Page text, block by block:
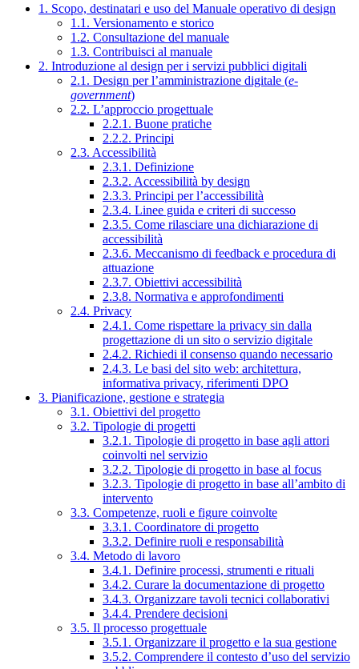
1. Scopo, destinatari e uso del Manuale operativo di design
1.1. Versionamento e storico
1.2. Consultazione del manuale
1.3. Contribuisci al manuale
2. Introduzione al design per i servizi pubblici digitali
2.1. Design per l’amministrazione digitale (e-
government)
2.2. L’approccio progettuale
2.2.1. Buone pratiche
2.2.2. Principi
2.3. Accessibilità
2.3.1. Definizione
2.3.2. Accessibilità by design
2.3.3. Principi per l’accessibilità
2.3.4. Linee guida e criteri di successo
2.3.5. Come rilasciare una dichiarazione di
accessibilità
2.3.6. Meccanismo di feedback e procedura di
attuazione
2.3.7. Obiettivi accessibilità
2.3.8. Normativa e approfondimenti
2.4. Privacy
2.4.1. Come rispettare la privacy sin dalla
progettazione di un sito o servizio digitale
2.4.2. Richiedi il consenso quando necessario
2.4.3. Le basi del sito web: architettura,
informativa privacy, riferimenti DPO
3. Pianificazione, gestione e strategia
3.1. Obiettivi del progetto
3.2. Tipologie di progetti
3.2.1. Tipologie di progetto in base agli attori
coinvolti nel servizio
3.2.2. Tipologie di progetto in base al focus
3.2.3. Tipologie di progetto in base all’ambito di
intervento
3.3. Competenze, ruoli e figure coinvolte
3.3.1. Coordinatore di progetto
3.3.2. Definire ruoli e responsabilità
3.4. Metodo di lavoro
3.4.1. Definire processi, strumenti e rituali
3.4.2. Curare la documentazione di progetto
3.4.3. Organizzare tavoli tecnici collaborativi
3.4.4. Prendere decisioni
3.5. Il processo progettuale
3.5.1. Organizzare il progetto e la sua gestione
3.5.2. Comprendere il contesto d’uso del servizio